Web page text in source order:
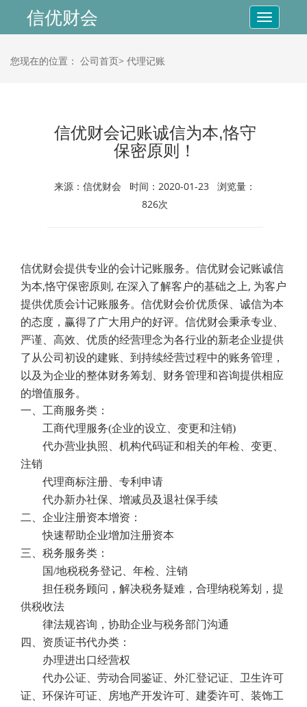
Toggle
信优财会
您现在的位置： 公司首页> 代理记账
信优财会记账诚信为本,恪守
保密原则！
来源：信优财会 时间：2020-01-23 浏览量：
826次
信优财会提供专业的会计记账服务。信优财会记账诚信
为本,恪守保密原则, 在深入了解客户的基础之上, 为客户
提供优质会计记账服务。信优财会价优质保、诚信为本
的态度，赢得了广大用户的好评。信优财会秉承专业、
严谨、高效、优质的经营理念为各行业的新老企业提供
了从公司初设的建账、到持续经营过程中的账务管理，
以及为企业的整体财务筹划、财务管理和咨询提供相应
的增值服务。
一、工商服务类：
工商代理服务(企业的设立、变更和注销)
代办营业执照、机构代码证和相关的年检、变更、
注销
代理商标注册、专利申请
代办新办社保、增减员及退社保手续
二、企业注册资本增资：
快速帮助企业增加注册资本
三、税务服务类：
国/地税税务登记、年检、注销
担任税务顾问，解决税务疑难，合理纳税筹划，提
供税收法
律法规咨询，协助企业与税务部门沟通
四、资质证书代办类：
办理进出口经营权
代办公证、劳动合同鉴证、外汇登记证、卫生许可
证、环保许可证、房地产开发许可、建委许可、装饰工